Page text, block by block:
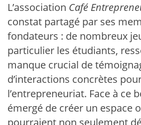
L’association Café
constat partagé par ses
fondateurs : de nombreux
particulier les étudiants,
manque crucial de
d’interactions concrètes
l’entrepreneuriat. Face à ce
émergé de créer un espace
pourraient non seulement